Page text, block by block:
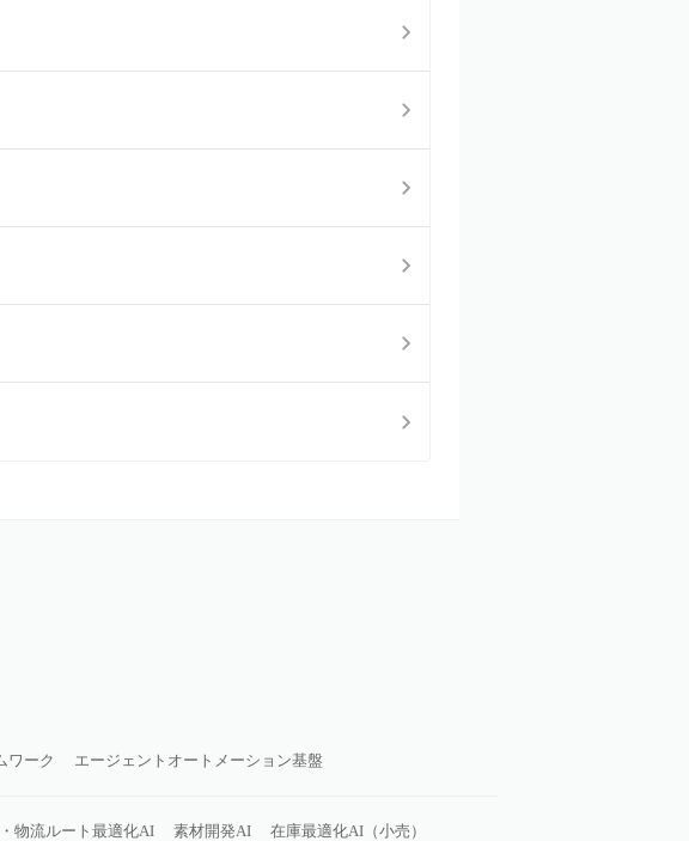
ワーク エージェントオートメーション基盤
物流ルート最適化AI 素材開発AI
在庫最適化AI（小売）